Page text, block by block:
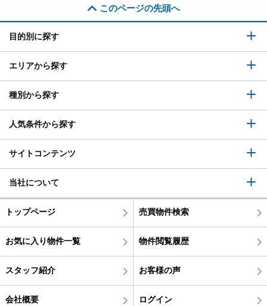
このページの先頭へ
目的別に探す
エリアから探す
種別から探す
人気条件から探す
サイトコンテンツ
当社について
トップページ 売買物件検索
お気に入り物件一覧 物件閲覧履歴
スタッフ紹介 お客様の声
会社概要 ログイン